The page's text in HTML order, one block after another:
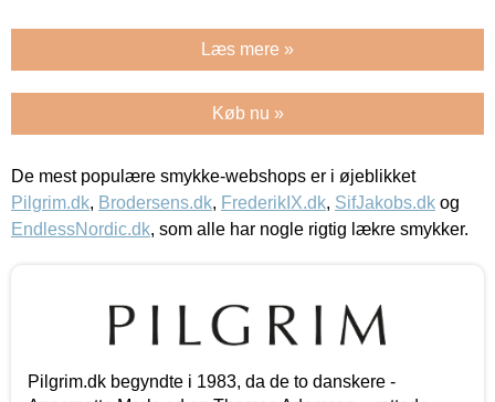
Læs mere »
Køb nu »
De mest populære smykke-webshops er i øjeblikket
Pilgrim.dk, Brodersens.dk, FrederikIX.dk, SifJakobs.dk og
EndlessNordic.dk, som alle har nogle rigtig lækre smykker.
Pilgrim.dk begyndte i 1983, da de to danskere -